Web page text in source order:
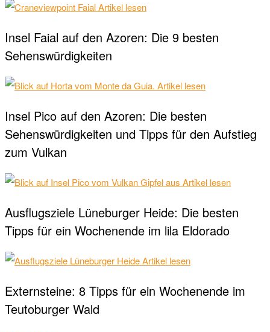
Artikel lesen
Insel Faial auf den Azoren: Die 9 besten
Sehenswürdigkeiten
Artikel lesen
Insel Pico auf den Azoren: Die besten
Sehenswürdigkeiten und Tipps für den Aufstieg
zum Vulkan
Artikel lesen
Ausflugsziele Lüneburger Heide: Die besten
Tipps für ein Wochenende im lila Eldorado
Artikel lesen
Externsteine: 8 Tipps für ein Wochenende im
Teutoburger Wald